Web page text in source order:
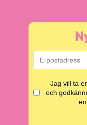
Jag vill ta
och